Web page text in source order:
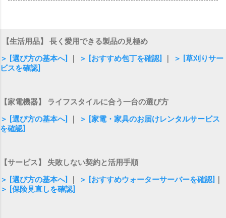
【生活用品】 長く愛用できる製品の見極め
＞ [選び方の基本へ]
＞ [おすすめ包丁を確認]
＞ [草刈りサー
ビスを確認]
【家電機器】 ライフスタイルに合う一台の選び方
＞ [選び方の基本へ]
＞ [家電・家具のお届けレンタルサービス
を確認]
【サービス】 失敗しない契約と活用手順
＞ [選び方の基本へ]
＞ [おすすめウォーターサーバーを確認]
＞ [保険見直しを確認]